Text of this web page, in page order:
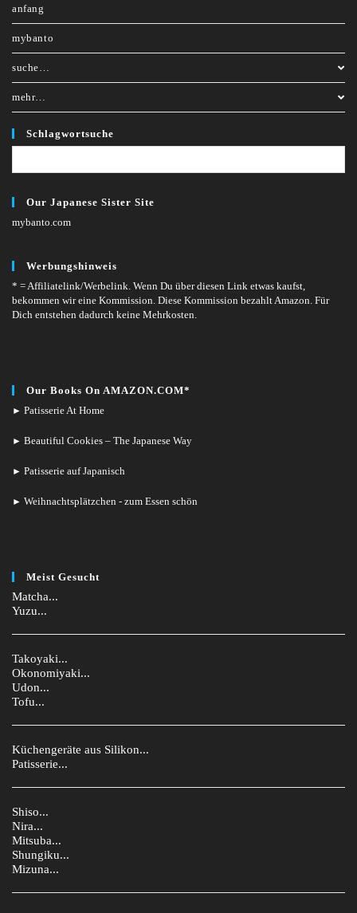
anfang
mybanto
suche…
mehr…
Schlagwortsuche
Our Japanese Sister Site
mybanto.com
Werbungshinweis
* = Affiliatelink/Werbelink. Wenn Du über diesen Link etwas kaufst,
bekommen wir eine Kommission. Diese Kommission bezahlt Amazon. Für
Dich entstehen dadurch keine Mehrkosten.
Our Books On AMAZON.COM*
► Patisserie At Home
► Beautiful Cookies – The Japanese Way
► Patisserie auf Japanisch
► Weihnachtsplätzchen - zum Essen schön
Meist Gesucht
Matcha...
Yuzu...
Takoyaki...
Okonomiyaki...
Udon...
Tofu...
Küchengeräte aus Silikon...
Patisserie...
Shiso...
Nira...
Mitsuba...
Shungiku...
Mizuna...